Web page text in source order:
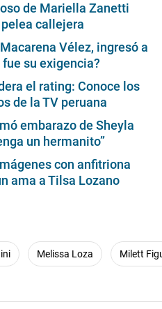
de Mariella Zanetti
callejera
Vélez, ingresó a
fue su exigencia?
el rating: Conoce los
de la TV peruana
embarazo de Sheyla
un hermanito”
con anfitriona
ama a Tilsa Lozano
Melissa Loza Milett